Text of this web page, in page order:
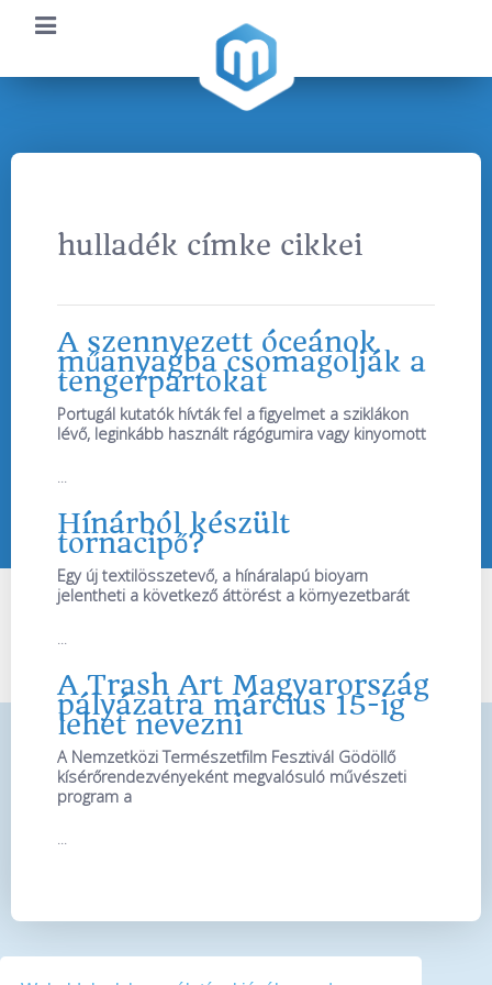
hulladék címke cikkei
A szennyezett óceánok
műanyagba csomagolják a
tengerpartokat
Portugál kutatók hívták fel a figyelmet a sziklákon
lévő, leginkább használt rágógumira vagy kinyomott
Hínárból készült
tornacipő?
Egy új textilösszetevő, a hínáralapú bioyarn
jelentheti a következő áttörést a környezetbarát
A Trash Art Magyarország
pályázatra március 15-ig
lehet nevezni
A Nemzetközi Természetfilm Fesztivál Gödöllő
kísérőrendezvényeként megvalósuló művészeti
program a
...